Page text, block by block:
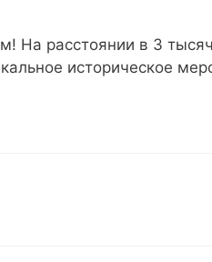
На расстоянии в 3
историческое